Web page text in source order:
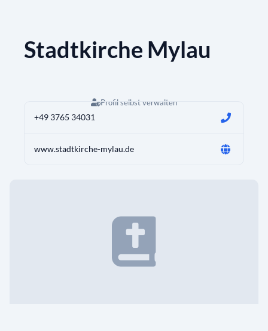
Stadtkirche Mylau
Profil selbst verwalten
+49 3765 34031
www.stadtkirche-mylau.de